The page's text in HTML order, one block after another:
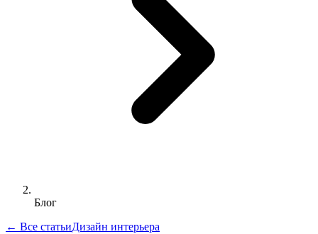
Блог
← Все статьиДизайн интерьера